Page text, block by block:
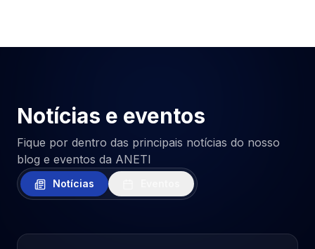
Notícias e eventos
Fique por dentro das principais notícias do nosso
blog e eventos da ANETI
Notícias